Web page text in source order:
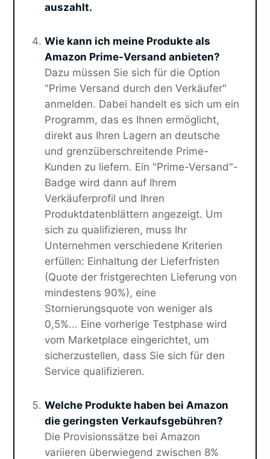
auszahlt.
Wie kann ich meine Produkte als
Amazon Prime-Versand anbieten?
Dazu müssen Sie sich für die Option
"Prime Versand durch den Verkäufer"
anmelden. Dabei handelt es sich um ein
Programm, das es Ihnen ermöglicht,
direkt aus Ihren Lagern an deutsche
und grenzüberschreitende Prime-
Kunden zu liefern. Ein "Prime-Versand"-
Badge wird dann auf Ihrem
Verkäuferprofil und Ihren
Produktdatenblättern angezeigt. Um
sich zu qualifizieren, muss Ihr
Unternehmen verschiedene Kriterien
erfüllen: Einhaltung der Lieferfristen
(Quote der fristgerechten Lieferung von
mindestens 90%), eine
Stornierungsquote von weniger als
0,5%... Eine vorherige Testphase wird
vom Marketplace eingerichtet, um
sicherzustellen, dass Sie sich für den
Service qualifizieren.
Welche Produkte haben bei Amazon
die geringsten Verkaufsgebühren?
Die Provisionssätze bei Amazon
variieren überwiegend zwischen 8%